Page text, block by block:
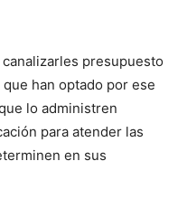
presupuesto
han optado por ese
lo administren
para atender las
en sus